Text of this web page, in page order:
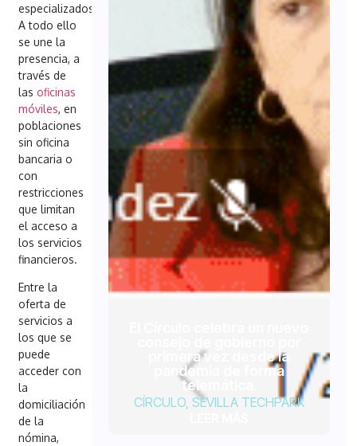
especializados.
A todo ello
se une la
presencia, a
través de
lasoficinas
móviles, en
poblaciones
sin oficina
bancaria o
con
restricciones
que limitan
el acceso a
los servicios
financieros.
Entre la
oferta de
servicios a
los que se
puede
acceder con
la
domiciliación
de la
nómina,
primera vez desde la
pandemia de forma
telemática.
CÍRCULO, SEVILLA TECHPARK